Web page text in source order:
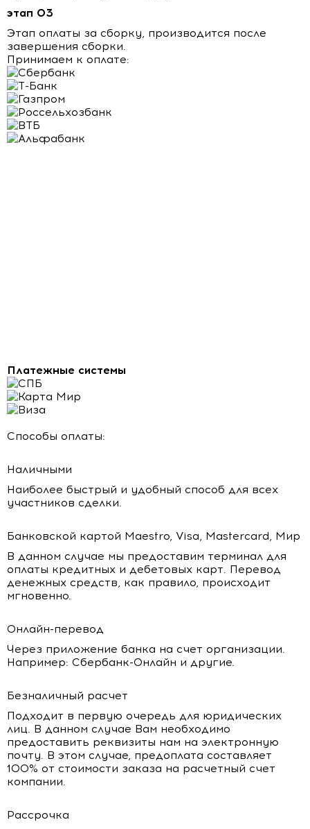
этап 03
Этап оплаты за сборку, производится после
завершения сборки.
Принимаем к оплате:
Платежные системы
Способы оплаты:
Наличными
Наиболее быстрый и удобный способ для всех
участников сделки.
Банковской картой Maestro, Visa, Mastercard, Мир
В данном случае мы предоставим терминал для
оплаты кредитных и дебетовых карт. Перевод
денежных средств, как правило, происходит
мгновенно.
Онлайн-перевод
Через приложение банка на счет организации.
Например: Сбербанк-Онлайн и другие.
Безналичный расчет
Подходит в первую очередь для юридических
лиц. В данном случае Вам необходимо
предоставить реквизиты нам на электронную
почту. В этом случае, предоплата составляет
100% от стоимости заказа на расчетный счет
компании.
Рассрочка